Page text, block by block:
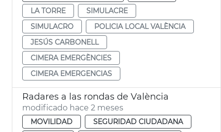
LA TORRE
SIMULACRE
SIMULACRO
POLICIA LOCAL VALÈNCIA
JESÚS CARBONELL
CIMERA EMERGÈNCIES
CIMERA EMERGENCIAS
Radares a las rondas de València
modificado hace 2 meses
MOVILIDAD
SEGURIDAD CIUDADANA